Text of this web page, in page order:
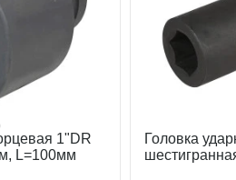
1"DR
L=100мм
Головка